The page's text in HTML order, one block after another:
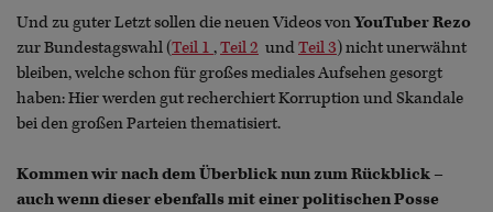
Und zu guter Letzt sollen die neuen Videos vonYouTuber Rezo
zur Bundestagswahl (Teil 1 ,Teil 2 undTeil 3) nicht unerwähnt
bleiben, welche schon für großes mediales Aufsehen gesorgt
haben: Hier werden gut recherchiert Korruption und Skandale
bei den großen Parteien thematisiert.
Kommen wir nach dem Überblick nun zum Rückblick –
auch wenn dieser ebenfalls mit einer politischen Posse